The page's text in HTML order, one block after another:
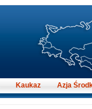
Kaukaz Azja